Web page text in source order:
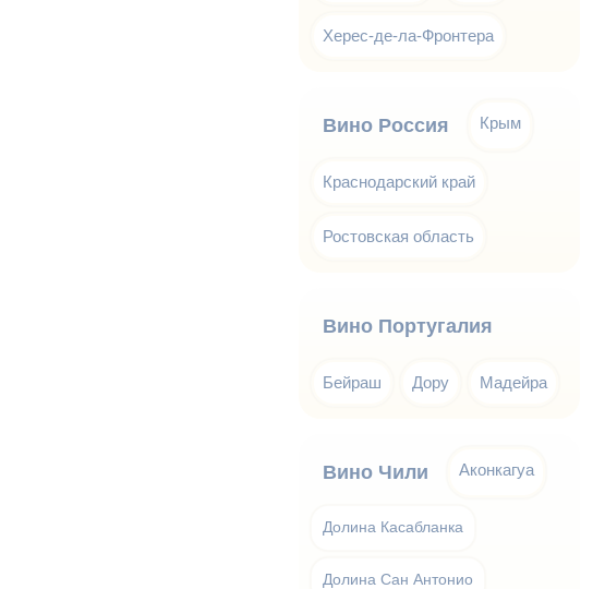
Херес-де-ла-Фронтера
Вино Россия Крым
Краснодарский край
Ростовская область
Вино Португалия
Бейраш Дору Мадейра
Вино Чили Аконкагуа
Долина Касабланка
Долина Сан Антонио